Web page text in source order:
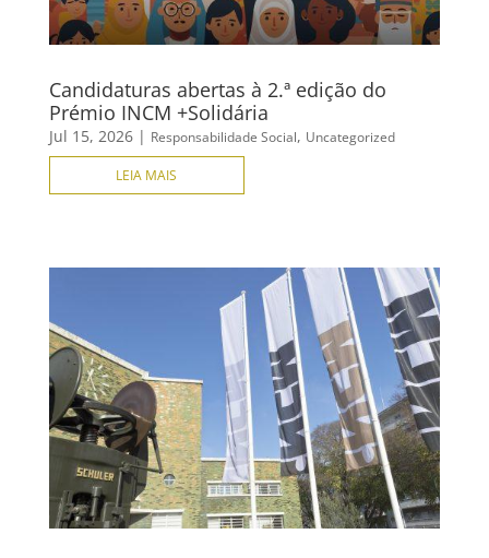
Candidaturas abertas à 2.ª edição do
Prémio INCM +Solidária
Jul 15, 2026| Responsabilidade Social, Uncategorized
LEIA MAIS